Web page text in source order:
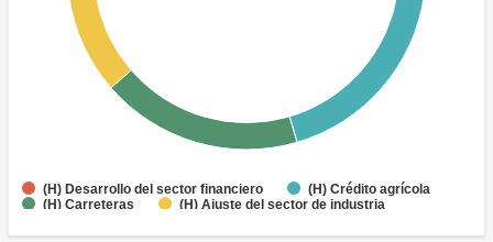
(H) Desarrollo del sector financiero
(H) Crédito agrícola
(H) Carreteras
(H) Ajuste del sector de industria
Alcantarillado